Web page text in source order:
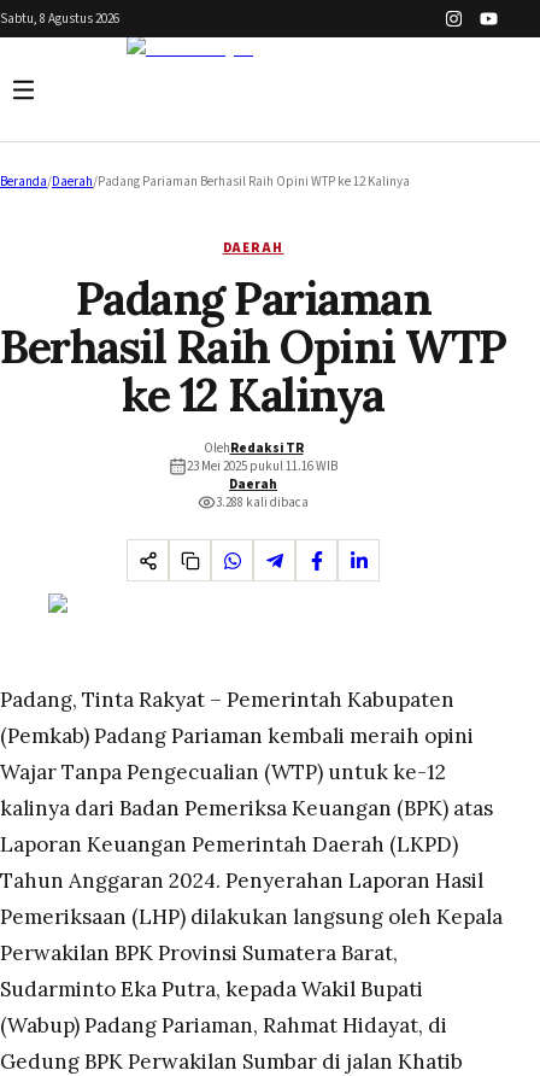
Sabtu, 8 Agustus 2026
Beranda/Daerah/Padang Pariaman Berhasil Raih Opini WTP ke 12 Kalinya
DAERAH
Padang Pariaman
Berhasil Raih Opini WTP
ke 12 Kalinya
OlehRedaksi TR
23 Mei 2025 pukul 11.16WIB
Daerah
3.288 kali dibaca
Padang, Tinta Rakyat – Pemerintah Kabupaten
(Pemkab) Padang Pariaman kembali meraih opini
Wajar Tanpa Pengecualian (WTP) untuk ke-12
kalinya dari Badan Pemeriksa Keuangan (BPK) atas
Laporan Keuangan Pemerintah Daerah (LKPD)
Tahun Anggaran 2024. Penyerahan Laporan Hasil
Pemeriksaan (LHP) dilakukan langsung oleh Kepala
Perwakilan BPK Provinsi Sumatera Barat,
Sudarminto Eka Putra, kepada Wakil Bupati
(Wabup) Padang Pariaman, Rahmat Hidayat, di
Gedung BPK Perwakilan Sumbar di jalan Khatib